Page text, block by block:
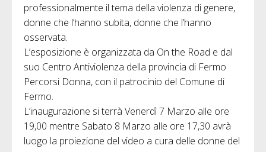
professionalmente il tema della violenza di genere,
donne che l’hanno subita, donne che l’hanno
osservata.
L’esposizione è organizzata da On the Road e dal
suo Centro Antiviolenza della provincia di Fermo
Percorsi Donna, con il patrocinio del Comune di
Fermo.
L’inaugurazione si terrà Venerdì 7 Marzo alle ore
19,00 mentre Sabato 8 Marzo alle ore 17,30 avrà
luogo la proiezione del video a cura delle donne del